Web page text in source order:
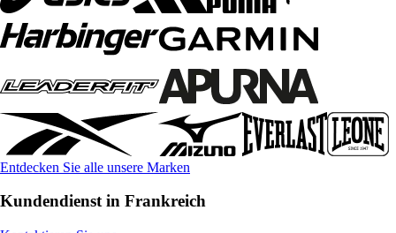
Entdecken Sie alle unsere Marken
Kundendienst in Frankreich